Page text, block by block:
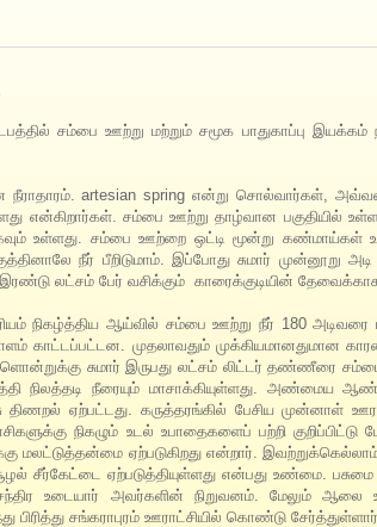
சம்பை ஊற்று மற்றும் சமூக பாதுகாப்பு
நீராதாரம். artesian spring என்று
என்கிறார்கள். சம்பை ஊற்று தாழ்வான
உள்ளது. சம்பை ஊற்றை ஒட்டி மூன்று
நீர் பீறிடுமாம். இப்போது சுமார் முன்னூறு அடி
லட்சம் பேர் வசிக்கும் காரைக்குடியின்
நிகழ்த்திய ஆய்வில் சம்பை ஊற்று நீர் 180
காட்டப்பட்டன. முதலாவதும் முக்கியமானதுமான
சுமார் இருபது லட்சம் லிட்டர் தண்ணீரை
நிலத்தடி நீரையும் மாசாக்கியுள்ளது. அண்மைய
திணறல் ஏற்பட்டது. கருத்தரங்கில் பேசிய முன்னாள்
நிகழும் உடல் உபாதைகளைப் பற்றி
மலட்டுத்தன்மை ஏற்படுகிறது என்றார்.
சீர்கேட்டை ஏற்படுத்தியுள்ளது என்பது உண்மை.
உடையார் அவர்களின் நிறுவனம். மேலும் ஆலை
பிரித்து சங்கராபுரம் ஊராட்சியில் கொண்டு